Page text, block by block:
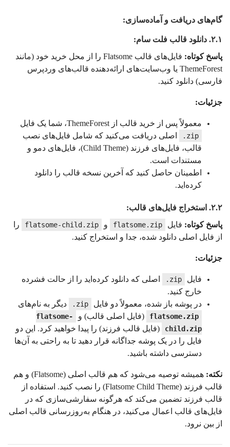
گام‌های دریافت و آماده‌سازی:
۲.۱. دانلود قالب فلت سام:
پاسخ کوتاه:
فایل‌های قالب Flatsome را از محل خرید خود (مانند
ThemeForest یا وب‌سایت‌های ارائه‌دهنده قالب‌های وردپرس
فارسی) دانلود کنید.
جزئیات:
معمولاً پس از خرید قالب از ThemeForest، شما یک فایل
‎.zip
اصلی دریافت می‌کنید که شامل فایل‌های نصب
قالب، فایل‌های فرزند (Child Theme)، فایل‌های دمو و
مستندات است.
اطمینان حاصل کنید که آخرین نسخه قالب را دانلود
کرده‌اید.
۲.۲. استخراج فایل‌های قالب:
پاسخ کوتاه: فایل flatsome.zip و flatsome-child.zip
را
از فایل اصلی دانلود شده، جدا و استخراج کنید.
جزئیات:
فایل ‎.zip
اصلی که دانلود کرده‌اید را از حالت فشرده
خارج کنید.
در پوشه باز شده، معمولاً دو فایل
‎.zip دیگر به نام‌های
flatsome.zip (فایل اصلی قالب) و
flatsome-
child.zip
(فایل قالب فرزند) را پیدا خواهید کرد. این دو
فایل را در یک پوشه جداگانه قرار دهید تا به راحتی به آن‌ها
دسترسی داشته باشید.
نکته:
همیشه توصیه می‌شود که هم قالب اصلی (Flatsome) و هم
قالب فرزند (Flatsome Child Theme) را نصب کنید. استفاده از
قالب فرزند تضمین می‌کند که هرگونه سفارشی‌سازی که در
فایل‌های قالب اعمال می‌کنید، در هنگام به‌روزرسانی قالب اصلی
از بین نرود.